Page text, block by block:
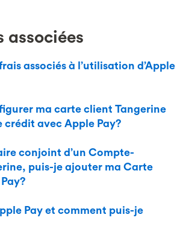
associées
associés à l’utilisation d’Apple
ma carte client Tangerine
crédit avec Apple Pay?
conjoint d’un Compte-
puis-je ajouter ma Carte
Pay et comment puis-je